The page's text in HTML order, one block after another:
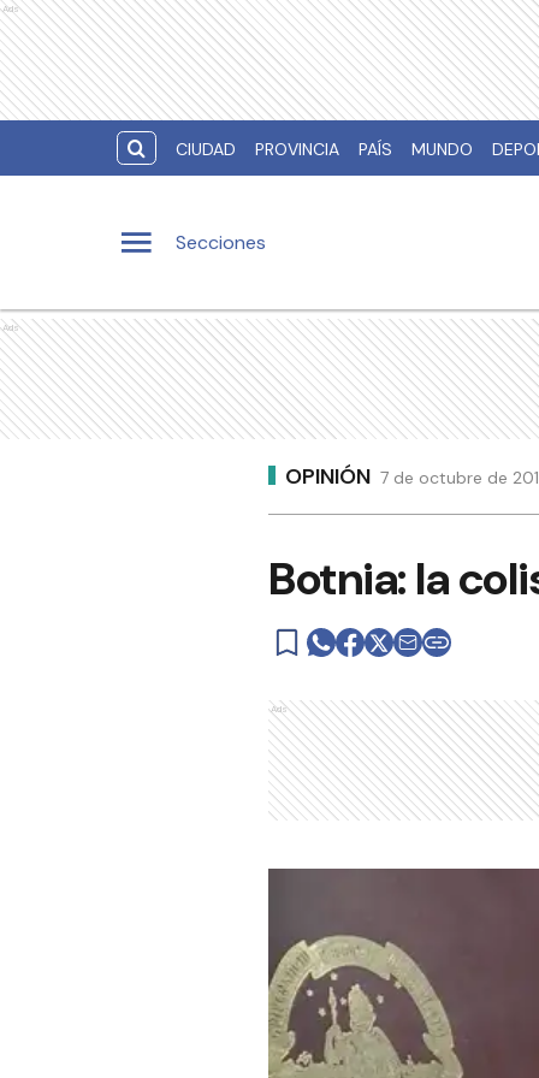
Ads
CIUDAD PROVINCIA PAÍS MUNDO
Secciones
Ads
OPINIÓN 7 de octubre de
Botnia: la
Ads